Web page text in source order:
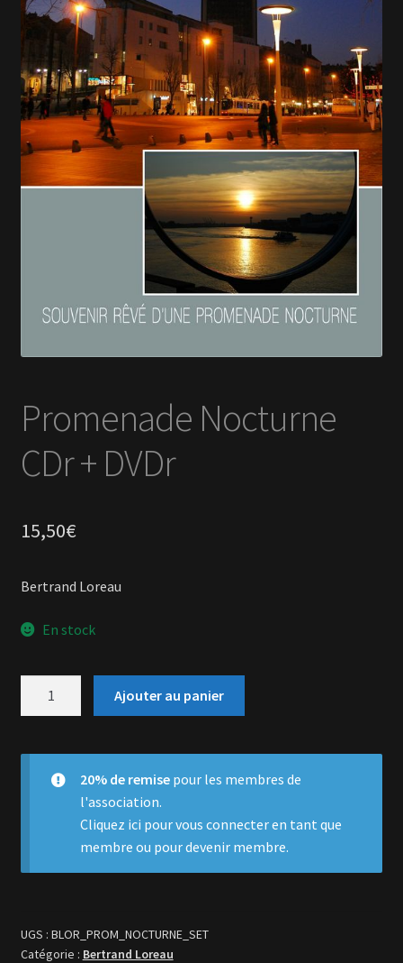
En savoir +
Mon Compte
Promenade Nocturne
CDr + DVDr
15,50€
Bertrand Loreau
En stock
Nocturne
Ajouter au panier
20% de remisepour les membres de
l'association.
Cliquez ici pour vous connecter en tant que
membre ou pour devenir membre.
UGS : BLOR_PROM_NOCTURNE_SET
Catégorie : Bertrand Loreau